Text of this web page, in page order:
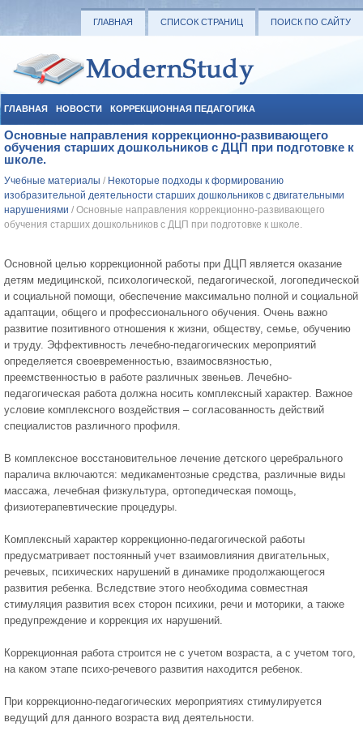
ГЛАВНАЯ СПИСОК СТРАНИЦ ПОИСК ПО САЙТУ
ГЛАВНАЯ НОВОСТИ КОРРЕКЦИОННАЯ ПЕДАГОГИКА
СОЦИАЛЬНАЯ ПЕДАГОГИКА УЧЕБНЫЕ МАТЕРИАЛЫ
Основные направления коррекционно-развивающего
обучения старших дошкольников с ДЦП при подготовке к
школе.
Учебные материалы / Некоторые подходы к формированию
изобразительной деятельности старших дошкольников с двигательными
нарушениями / Основные направления коррекционно-развивающего
обучения старших дошкольников с ДЦП при подготовке к школе.
Основной целью коррекционной работы при ДЦП является оказание
детям медицинской, психологической, педагогической, логопедической
и социальной помощи, обеспечение максимально полной и социальной
адаптации, общего и профессионального обучения. Очень важно
развитие позитивного отношения к жизни, обществу, семье, обучению
и труду. Эффективность лечебно-педагогических мероприятий
определяется своевременностью, взаимосвязностью,
преемственностью в работе различных звеньев. Лечебно-
педагогическая работа должна носить комплексный характер. Важное
условие комплексного воздействия – согласованность действий
специалистов различного профиля.
В комплексное восстановительное лечение детского церебрального
паралича включаются: медикаментозные средства, различные виды
массажа, лечебная физкультура, ортопедическая помощь,
физиотерапевтические процедуры.
Комплексный характер коррекционно-педагогической работы
предусматривает постоянный учет взаимовлияния двигательных,
речевых, психических нарушений в динамике продолжающегося
развития ребенка. Вследствие этого необходима совместная
стимуляция развития всех сторон психики, речи и моторики, а также
предупреждение и коррекция их нарушений.
Коррекционная работа строится не с учетом возраста, а с учетом того,
на каком этапе психо-речевого развития находится ребенок.
При коррекционно-педагогических мероприятиях стимулируется
ведущий для данного возраста вид деятельности.